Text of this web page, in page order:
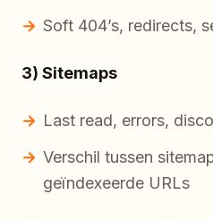
Soft 404’s, redirects,
3) Sitemaps
Last read, errors,
Verschil tussen
geïndexeerde URLs